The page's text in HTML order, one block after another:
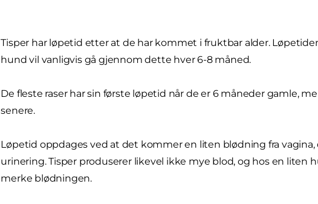
Tisper har løpetid etter at de har kommet i fruktbar alder.
hund vil vanligvis gå gjennom dette hver 6-8 måned.
De fleste raser har sin første løpetid når de er 6 måneder gamle,
senere.
Løpetid oppdages ved at det kommer en liten blødning fra
urinering. Tisper produserer likevel ikke mye blod, og hos en liten
merke blødningen.